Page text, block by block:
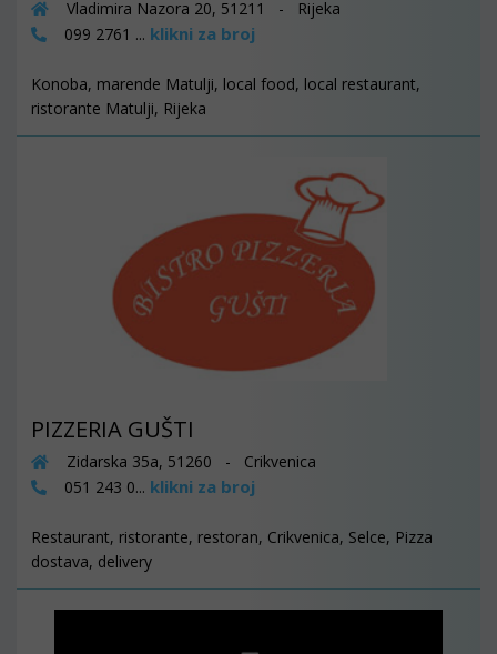
Vladimira Nazora 20, 51211 - Rijeka
099 2761 ... klikni za broj
Konoba, marende Matulji, local food, local restaurant,
ristorante Matulji, Rijeka
PIZZERIA GUŠTI
Zidarska 35a, 51260 - Crikvenica
051 243 0... klikni za broj
Restaurant, ristorante, restoran, Crikvenica, Selce, Pizza
dostava, delivery